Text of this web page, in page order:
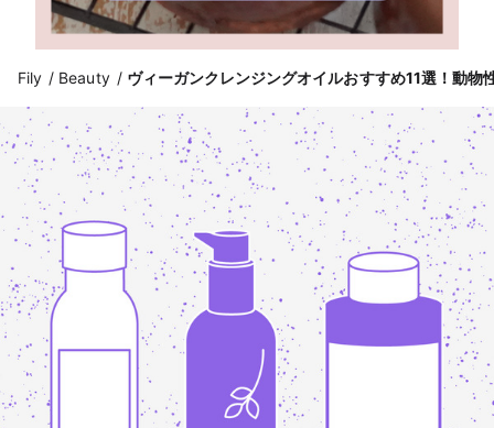
Fily Beauty ヴィーガンクレンジングオイルおすすめ11選！動